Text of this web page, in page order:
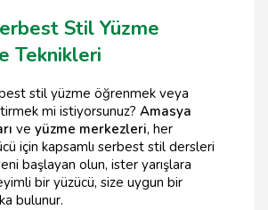
Stil Yüzme
Teknikleri
stil yüzme öğrenmek veya
mi istiyorsunuz? Amasya
ve yüzme merkezleri, her
için kapsamlı serbest stil dersleri
başlayan olun, ister yarışlara
bir yüzücü, size uygun bir
bulunur.